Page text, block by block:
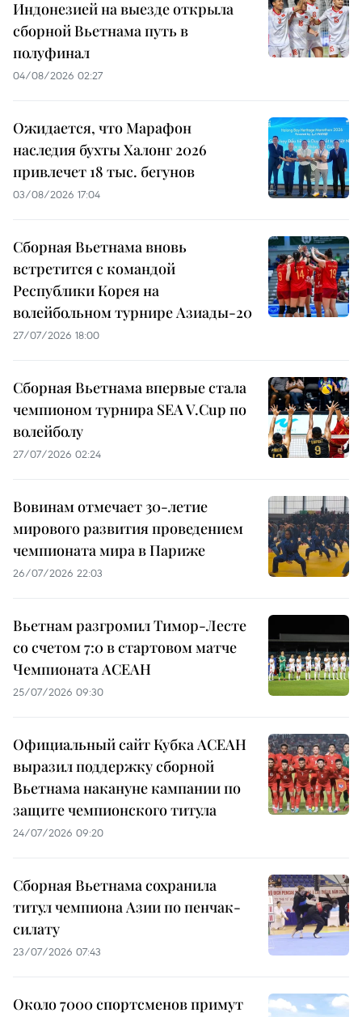
Индонезией на выезде открыла
сборной Вьетнама путь в
полуфинал
04/08/2026 02:27
Ожидается, что Марафон
наследия бухты Халонг 2026
привлечет 18 тыс. бегунов
03/08/2026 17:04
Сборная Вьетнама вновь
встретится с командой
Республики Корея на
волейбольном турнире Азиады-20
27/07/2026 18:00
Сборная Вьетнама впервые стала
чемпионом турнира SEA V.Cup по
волейболу
27/07/2026 02:24
Вовинам отмечает 30-летие
мирового развития проведением
чемпионата мира в Париже
26/07/2026 22:03
Вьетнам разгромил Тимор-Лесте
со счетом 7:0 в стартовом матче
Чемпионата АСЕАН
25/07/2026 09:30
Официальный сайт Кубка АСЕАН
выразил поддержку сборной
Вьетнама накануне кампании по
защите чемпионского титула
24/07/2026 09:20
Сборная Вьетнама сохранила
титул чемпиона Азии по пенчак-
силату
23/07/2026 07:43
Около 7000 спортсменов примут